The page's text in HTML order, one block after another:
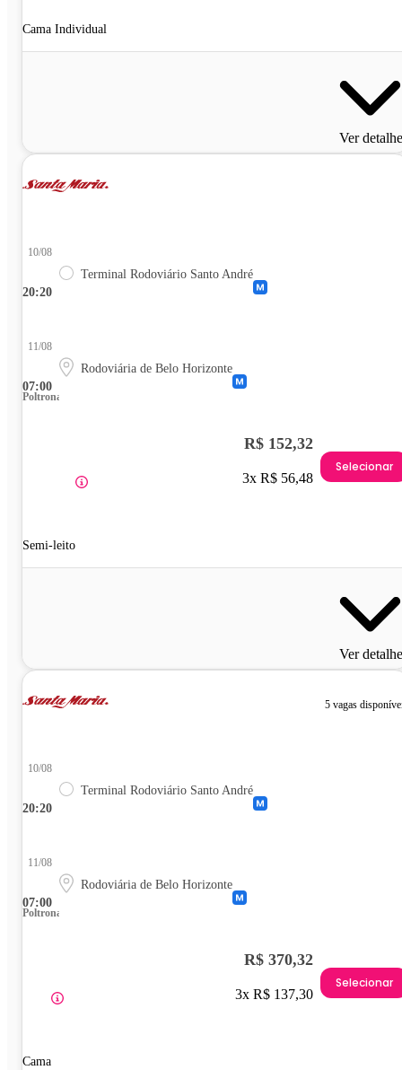
Cama Individual
Ver
20:20
10/08
Terminal Rodoviário Santo André
07:00
11/08
Rodoviária de Belo Horizonte
Poltrona
Semi-leito
R$ 152,32
3x R$ 56,48
Selecionar
Ver
5 vagas
20:20
10/08
Terminal Rodoviário Santo André
07:00
11/08
Rodoviária de Belo Horizonte
Poltrona
Cama
R$ 370,32
3x R$ 137,30
Selecionar